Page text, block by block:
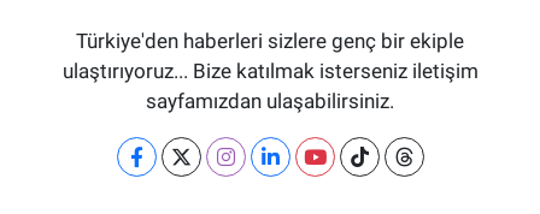
Türkiye'den haberleri sizlere genç bir ekiple
ulaştırıyoruz... Bize katılmak isterseniz iletişim
sayfamızdan ulaşabilirsiniz.